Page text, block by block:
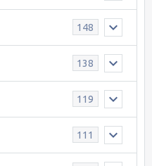
148
138
119
111